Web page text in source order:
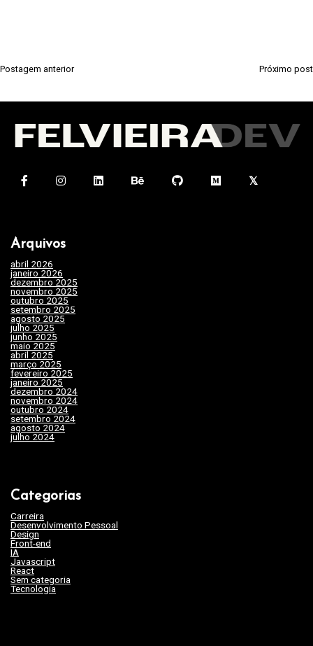
N
Postagem anterior Próximo post
Arquivos
abril 2026
janeiro 2026
dezembro 2025
novembro 2025
outubro 2025(7)
setembro 2025
agosto 2025(2)
julho 2025(10)
junho 2025
maio 2025(32)
abril 2025(31)
março 2025
fevereiro 2025
janeiro 2025(15)
dezembro 2024
novembro 2024
outubro 2024(19)
setembro 2024
agosto 2024(35)
julho 2024(35)
Categorias
Carreira
Desenvolvimento Pessoal
Design(3)
Front-end
IA(19)
Javascript
React(2)
Sem categoria
Tecnologia(62)